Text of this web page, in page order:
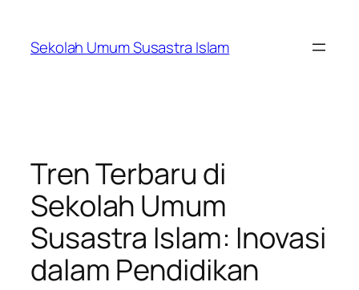
content
Sekolah Umum Susastra Islam
Tren Terbaru di
Sekolah Umum
Susastra Islam: Inovasi
dalam Pendidikan